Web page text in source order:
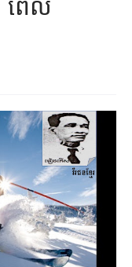
ពេល